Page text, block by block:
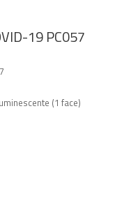
19 PC057
(1 face)